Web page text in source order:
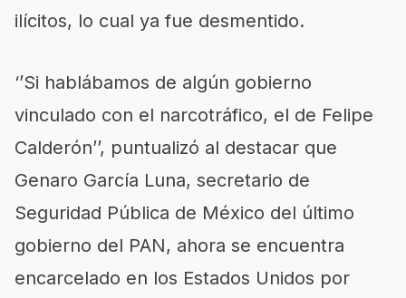
ilícitos, lo cual ya fue desmentido.
‘’Si hablábamos de algún gobierno
vinculado con el narcotráfico, el de Felipe
Calderón’’, puntualizó al destacar que
Genaro García Luna, secretario de
Seguridad Pública de México del último
gobierno del PAN, ahora se encuentra
encarcelado en los Estados Unidos por